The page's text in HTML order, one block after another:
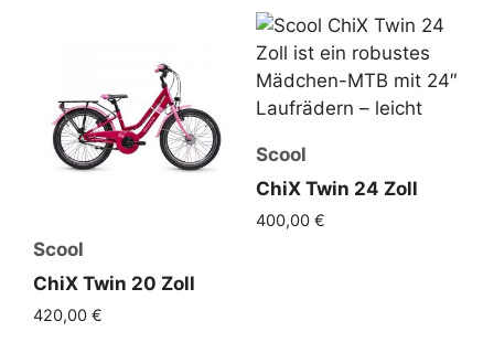
Scool
ChiX Twin 20 Zoll
420,00 €
Scool
ChiX Twin 24 Zoll
400,00 €